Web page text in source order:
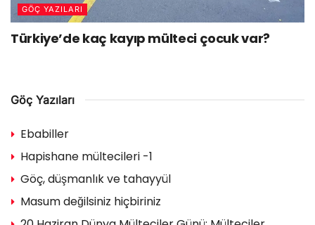
GÖÇ YAZILARI
Türkiye’de kaç kayıp mülteci çocuk var?
Göç Yazıları
Ebabiller
Hapishane mültecileri -1
Göç, düşmanlık ve tahayyül
Masum değilsiniz hiçbiriniz